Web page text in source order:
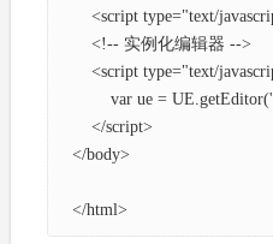
<script type="text/
    <!-- 实例化编辑器 -->
<script type="text/
var ue =
    </script>
</body>
</html>